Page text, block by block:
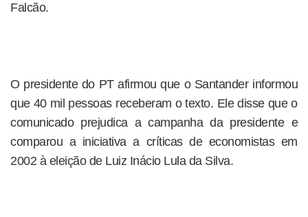
Falcão.
O presidente do PT afirmou que o Santander informou
que 40 mil pessoas receberam o texto. Ele disse que o
comunicado prejudica a campanha da presidente e
comparou a iniciativa a críticas de economistas em
2002 à eleição de Luiz Inácio Lula da Silva.